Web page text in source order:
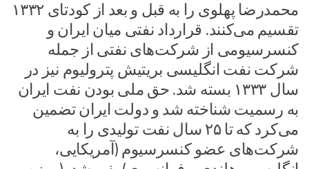
محمدرضا پهلوی را به قبل و بعد از کودتای ۱۳۳۲
تقسیم می‌کنند. قرارداد نفتی میان ایران و
کنسرسیومی از شرکت‌های نفتی از جمله
شرکت نفت انگلیسی بریتیش پترولیوم نیز در
سال ۱۳۳۳ بسته شد. حق ملی بودن نفت ایران
به رسمیت شناخته شد و دولت ایران تضمین
می‌کرد که تا ۲۵ سال نفت تولیدی را به
شرکت‌های عضو کنسرسیوم (آمریکایی،